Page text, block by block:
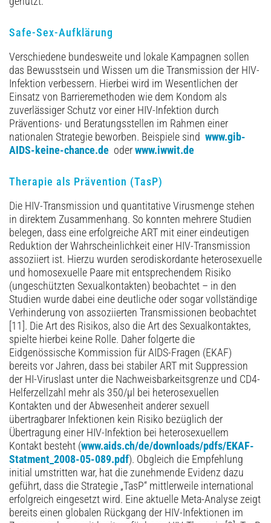
Safe-Sex-Aufklärung
Verschiedene bundesweite und lokale Kampagnen sollen
das Bewusstsein und Wissen um die Transmission der HIV-
Infektion verbessern. Hierbei wird im Wesentlichen der
Einsatz von Barrieremethoden wie dem Kondom als
zuverlässiger Schutz vor einer HIV-Infektion durch
Präventions- und Beratungsstellen im Rahmen einer
nationalen Strategie beworben. Beispiele sind www.gib-
AIDS-keine-chance.de oder www.iwwit.de
Therapie als Prävention (TasP)
Die HIV-Transmission und quantitative Virusmenge stehen
in direktem Zusammenhang. So konnten mehrere Studien
belegen, dass eine erfolgreiche ART mit einer eindeutigen
Reduktion der Wahrscheinlichkeit einer HIV-Transmission
assoziiert ist. Hierzu wurden serodiskordante heterosexuelle
und homosexuelle Paare mit entsprechendem Risiko
(ungeschützten Sexualkontakten) beobachtet – in den
Studien wurde dabei eine deutliche oder sogar vollständige
Verhinderung von assoziierten Transmissionen beobachtet
[11]. Die Art des Risikos, also die Art des Sexualkontaktes,
spielte hierbei keine Rolle. Daher folgerte die
Eidgenössische Kommission für AIDS-Fragen (EKAF)
bereits vor Jahren, dass bei stabiler ART mit Suppression
der HI-Viruslast unter die Nachweisbarkeitsgrenze und CD4-
Helferzellzahl mehr als 350/µl bei heterosexuellen
Kontakten und der Abwesenheit anderer sexuell
übertragbarer Infektionen kein Risiko bezüglich der
Übertragung einer HIV-Infektion bei heterosexuellem
Kontakt besteht (www.aids.ch/de/downloads/pdfs/EKAF-
Statment_2008-05-089.pdf). Obgleich die Empfehlung
initial umstritten war, hat die zunehmende Evidenz dazu
geführt, dass die Strategie „TasP“ mittlerweile international
erfolgreich eingesetzt wird. Eine aktuelle Meta-Analyse zeigt
bereits einen globalen Rückgang der HIV-Infektionen im